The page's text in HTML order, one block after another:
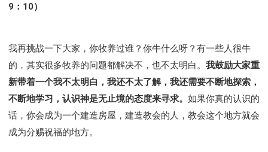
9：10）
我再挑战一下大家，你牧养过谁？你牛什么呀？有一些人很牛
的，其实很多牧养的问题都解决不，也不太明白。 我鼓励大家重
新带着一个我不太明白，我还不太了解，我还需要不断地探索，
不断地学习，认识神是无止境的态度来寻求。 如果你真的认识的
话，你会成为一个建造房屋，建造教会的人，教会这个地方就会
成为分赐祝福的地方。